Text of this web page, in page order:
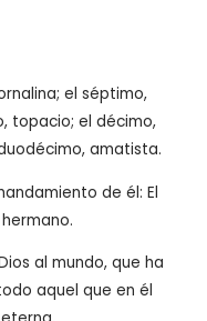
el séptimo,
topacio; el décimo,
amatista.
de él: El
al mundo, que ha
aquel que en él